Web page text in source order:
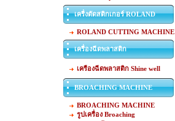
เครื่งตัดสติกเกอร์ ROLAND
ROLAND CUTTING MACHINE
เครื่องฉีดพลาสติก
เครืองฉีดพลาสติก Shine well
BROACHING MACHINE
BROACHING MACHINE
รูปเครื่อง Broaching